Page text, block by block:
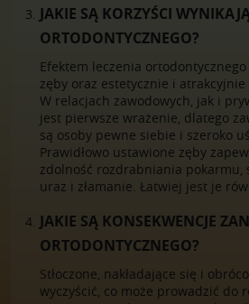
JAKIE SĄ KORZYŚCI
ORTODONTYCZNEGO?
Efektem leczenia
zęby oraz estetycznie i atrakcyjnie
W relacjach zawodowych, jak i
jest pierwsze wrażenie, dlatego
są osoby pewne siebie i szeroko
Prawidłowo ustawione zęby
zdolność rozdrabniania pokarmu,
uraz i złamanie. Łatwiej jest je
JAKIE SĄ KONSEKWENCJE
ORTODONTYCZNEGO?
Stłoczone, nakładające się i
wyczyścić, co może prowadzić do